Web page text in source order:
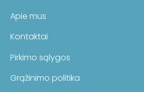
Apie mus
Kontaktai
Pirkimo sąlygos
Grąžinimo politika